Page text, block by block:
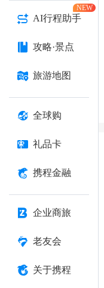
AI行程助手
NEW
攻略·景点
旅游地图
全球购
礼品卡
携程金融
企业商旅
老友会
关于携程